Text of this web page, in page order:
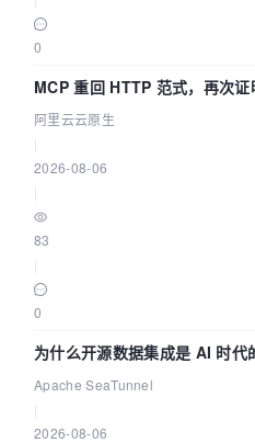
0
MCP 重回 HTTP 范式，再次
缺资源
阿里云云原生
2026-08-06
83
0
为什么开源数据集成是 AI 时代
Apache SeaTunnel
2026-08-06